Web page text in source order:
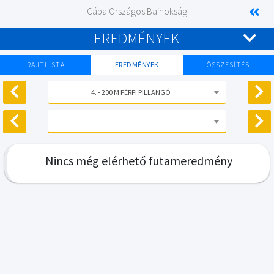
Cápa Országos Bajnokság
EREDMÉNYEK
RAJTLISTA EREDMÉNYEK ÖSSZESÍTÉS
4. - 200 M FÉRFI PILLANGÓ
Nincs még elérhető futameredmény